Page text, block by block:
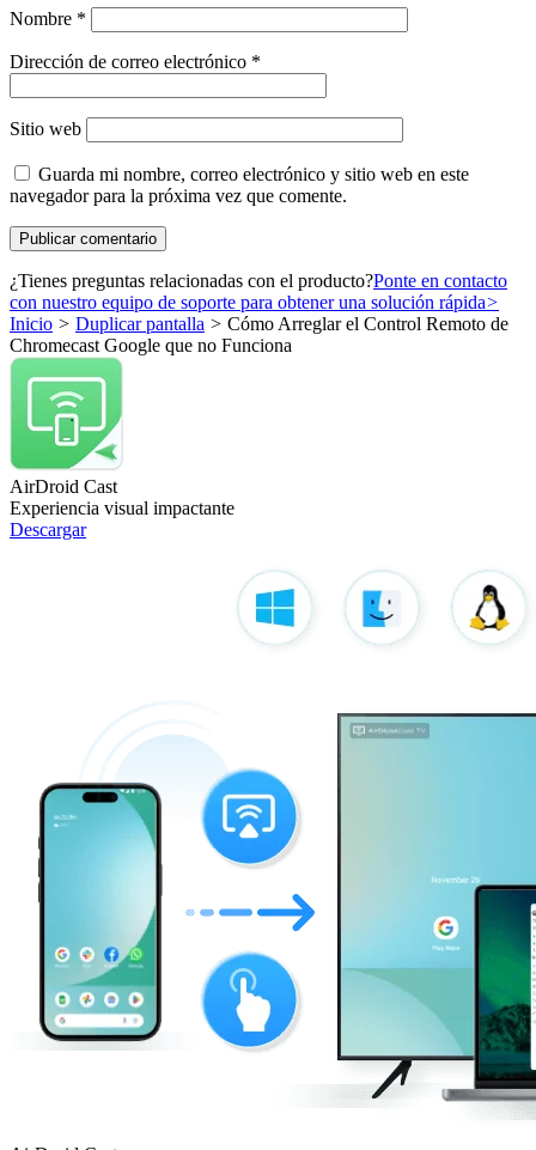
Nombre *
Dirección de correo electrónico *
Sitio web
Guarda mi nombre, correo electrónico y sitio web en este
navegador para la próxima vez que comente.
¿Tienes preguntas relacionadas con el producto?Ponte en contacto
con nuestro equipo de soporte para obtener una solución rápida>
Inicio > Duplicar pantalla > Cómo Arreglar el Control Remoto de
Chromecast Google que no Funciona
AirDroid Cast
Experiencia visual impactante
Descargar